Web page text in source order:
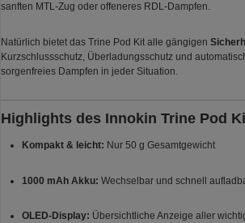
sanften MTL-Zug oder offeneres RDL-Dampfen.
Natürlich bietet das Trine Pod Kit alle gängigen
Kurzschlussschutz, Überladungsschutz und
sorgenfreies Dampfen in jeder Situation.
Highlights des Innokin Trine Pod
Kompakt & leicht: Nur 50 g Gesamtgewicht
1000 mAh Akku: Wechselbar und schnell
OLED-Display: Übersichtliche Anzeige aller